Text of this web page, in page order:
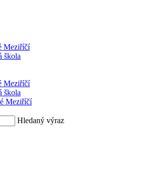
škola
škola
Meziříčí
Hledaný výraz